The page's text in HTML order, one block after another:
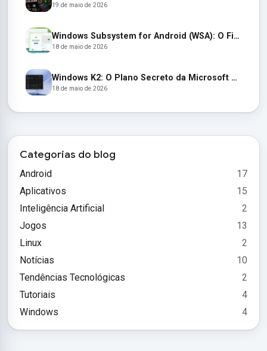
19 de maio de 2026
Windows Subsystem for Android (WSA): O Fim de uma Era e as Alternativas para Apps Android no Windows 11
18 de maio de 2026
Windows K2: O Plano Secreto da Microsoft para Resgatar o Windows 11
18 de maio de 2026
Categorias do blog
Android
17
Aplicativos
15
Inteligência Artificial
2
Jogos
13
Linux
2
Notícias
10
Tendências Tecnológicas
2
Tutoriais
4
Windows
4